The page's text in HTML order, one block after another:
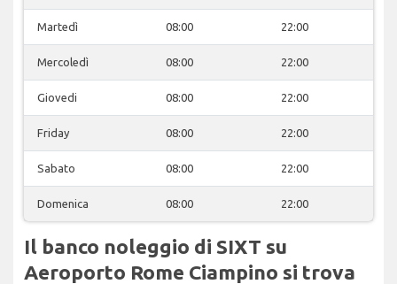
Martedì 08:00 22:00
Mercoledì 08:00 22:00
Giovedi 08:00 22:00
Friday 08:00 22:00
Sabato 08:00 22:00
Domenica 08:00 22:00
Il banco noleggio di SIXT su
Aeroporto Rome Ciampino si trova